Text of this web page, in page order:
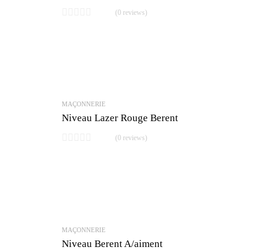
(0 reviews)
MAÇONNERIE
Niveau Lazer Rouge Berent
(0 reviews)
MAÇONNERIE
Niveau Berent A/aiment